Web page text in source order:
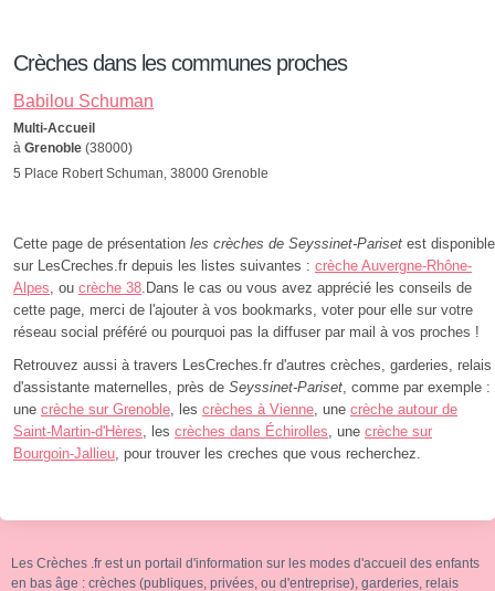
Crèches dans les communes proches
Babilou Schuman
Multi-Accueil
à Grenoble (38000)
5 Place Robert Schuman, 38000 Grenoble
Cette page de présentation les crèches de Seyssinet-Pariset est disponible
sur LesCreches.fr depuis les listes suivantes : crèche Auvergne-Rhône-
Alpes, ou crèche 38.Dans le cas ou vous avez apprécié les conseils de
cette page, merci de l'ajouter à vos bookmarks, voter pour elle sur votre
réseau social préféré ou pourquoi pas la diffuser par mail à vos proches !
Retrouvez aussi à travers LesCreches.fr d'autres crèches, garderies, relais
d'assistante maternelles, près de Seyssinet-Pariset, comme par exemple :
une crèche sur Grenoble, les crèches à Vienne, une crèche autour de
Saint-Martin-d'Hères, les crèches dans Échirolles, une crèche sur
Bourgoin-Jallieu, pour trouver les creches que vous recherchez.
Les Crèches .fr est un portail d'information sur les modes d'accueil des enfants
en bas âge : crèches (publiques, privées, ou d'entreprise), garderies, relais